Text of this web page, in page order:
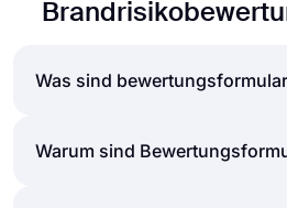
Was sind
Ein Bewertungsformular ist
Warum sind